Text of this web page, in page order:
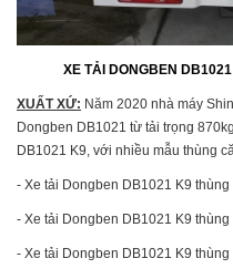
XE TẢI DONGBEN
XUẤT XỨ: Năm 2020 nhà máy
Dongben DB1021 từ tải trọng
DB1021 K9, với nhiều mẫu thùng
- Xe tải Dongben DB1021 K9
- Xe tải Dongben DB1021 K9
- Xe tải Dongben DB1021 K9